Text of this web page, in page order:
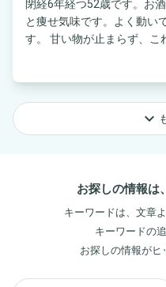
閉経6年経つ52歳です。お
と痩せ気味です。よく動い
す。 甘い物が止まらず、こ
keyboard_arrow_down
お探しの情報は
キーワードは、文章
キーワードの
お探しの情報がヒ